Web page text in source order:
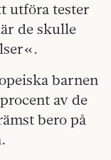
utföra tester
de skulle
barnen
av de
bero på